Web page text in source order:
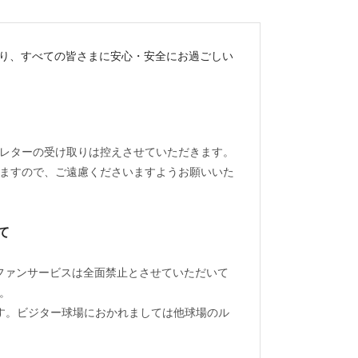
、すべての皆さまに安心・安全にお過ごしい
ーの受け取りは控えさせていただきます。
すので、ご遠慮くださいますようお願いいた
ンサービスは全面禁止とさせていただいて
ビジター球場におかれましては他球場のル